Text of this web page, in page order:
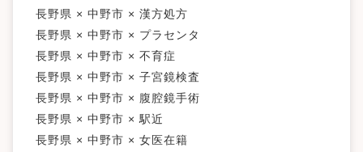
長野県 × 中野市 × 漢方処方
長野県 × 中野市 × プラセンタ
長野県 × 中野市 × 不育症
長野県 × 中野市 × 子宮鏡検査
長野県 × 中野市 × 腹腔鏡手術
長野県 × 中野市 × 駅近
長野県 × 中野市 × 女医在籍